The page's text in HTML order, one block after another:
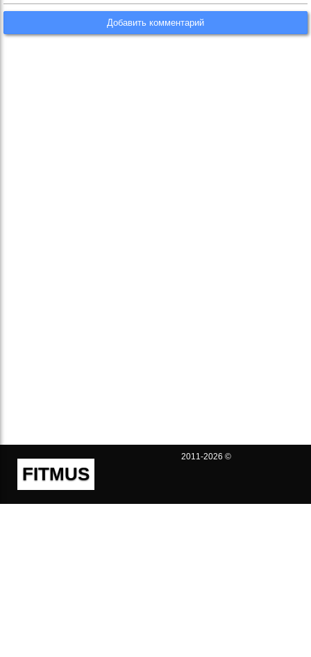
Добавить комментарий
FITMUS
2011-2026 ©